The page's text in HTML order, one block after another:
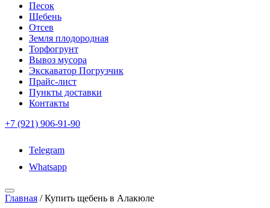
Песок
Щебень
Отсев
Земля плодородная
Торфогрунт
Вывоз мусора
Экскаватор Погрузчик
Прайс-лист
Пункты доставки
Контакты
+7 (921) 906-91-90
Telegram
Whatsapp
Главная /Купить щебень в Алакюле